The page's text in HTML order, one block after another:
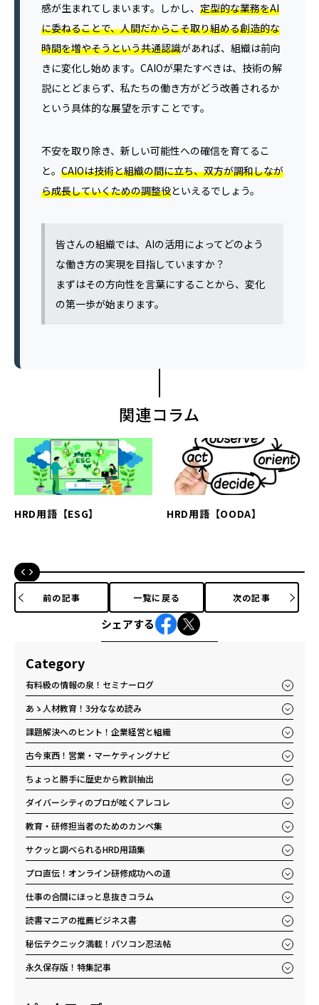
感が生まれてしまいます。しかし、 定型的な業務をAI
に委ねることで、人間だからこそ取り組める創造的な
時間を増やそうという共通認識があれば、組織は前向
きに変化し始めます。CAIOが果たすべきは、技術の解
説にとどまらず、私たちの働き方がどう改善されるか
という具体的な展望を示すことです。
不安を取り除き、新しい可能性への確信を育てるこ
と。 CAIOは技術と組織の間に立ち、双方が調和しなが
ら成長していくための調整役といえるでしょう。
皆さんの組織では、AIの活用によってどのよう
な働き方の実現を目指していますか？
まずはその方向性を言葉にすることから、変化
の第一歩が始まります。
Category
有料級の情報の泉！セミナーログ
あゝ人材教育！3分ななめ読み
課題解決へのヒント！企業経営と組織
古今東西！営業・マーケティングナビ
ちょっと勝手に歴史から教訓抽出
ダイバーシティのプロが呟くアレコレ
教育・研修担当者のためのカンペ集
サクッと調べられるHRD用語集
プロ直伝！オンライン研修成功への道
仕事の合間にほっと息抜きコラム
読書マニアの推薦ビジネス書
秘伝テクニック満載！パソコン忍法帖
永久保存版！特集記事
関連コラム
HRD用語【ESG】 HRD用語【OODA】
前の記事 一覧に戻る 次の記事
シェアする